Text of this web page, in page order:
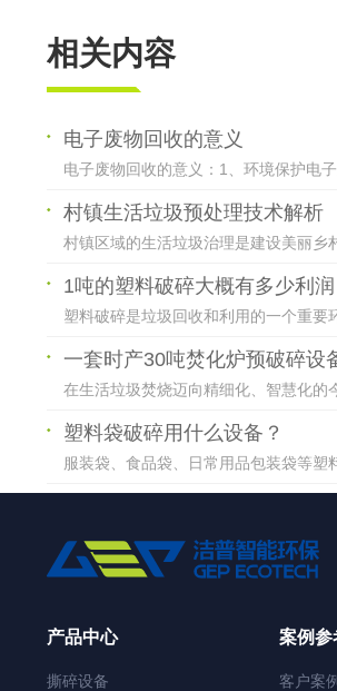
相关内容
电子废物回收的意义
电子废物回收的意义：1、环境保护电
村镇生活垃圾预处理技术解析
村镇区域的生活垃圾治理是建设美丽乡
1吨的塑料破碎大概有多少利润
塑料破碎是垃圾回收和利用的一个重要
一套时产30吨焚化炉预破碎设
在生活垃圾焚烧迈向精细化、智慧化的
塑料袋破碎用什么设备？
服装袋、食品袋、日常用品包装袋等塑
产品中心
撕碎设备
案例参
客户案例